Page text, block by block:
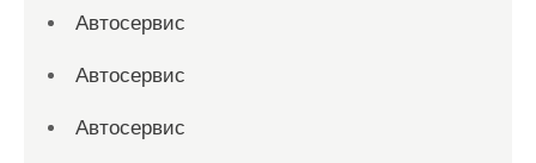
Автосервис
Автосервис
Автосервис